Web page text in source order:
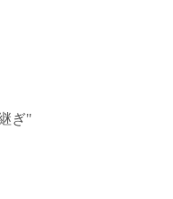
ぎ"